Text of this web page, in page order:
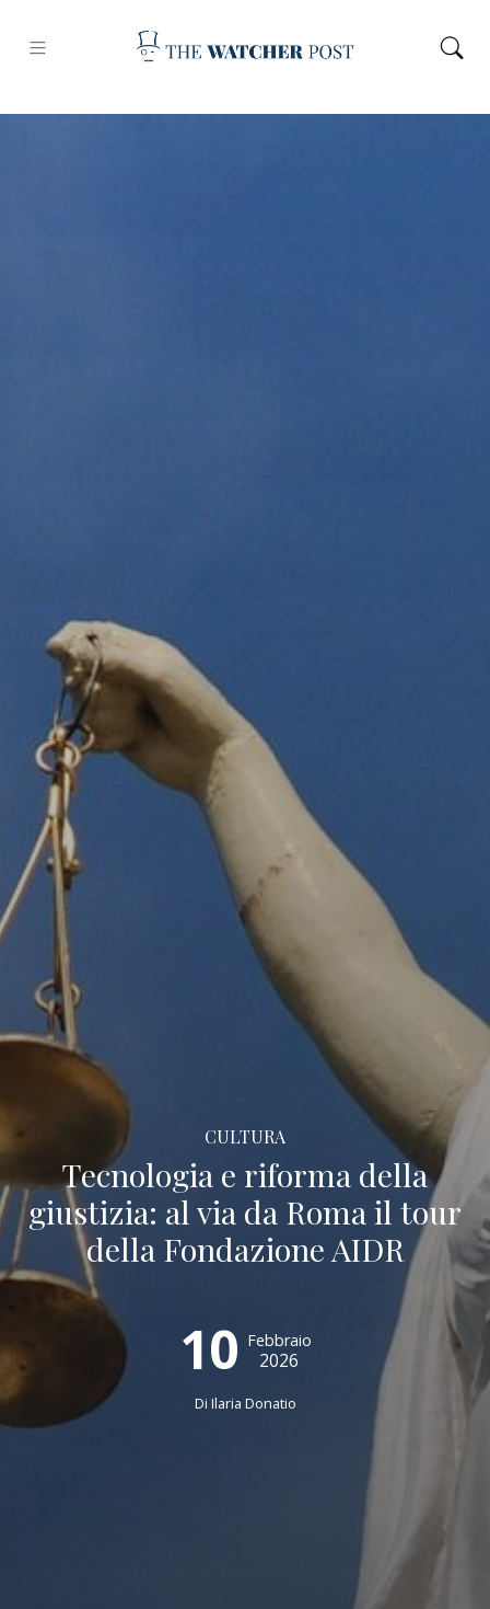
CULTURA
Tecnologia e riforma della
giustizia: al via da Roma il tour
della Fondazione AIDR
10 Febbraio
2026
Di Ilaria Donatio